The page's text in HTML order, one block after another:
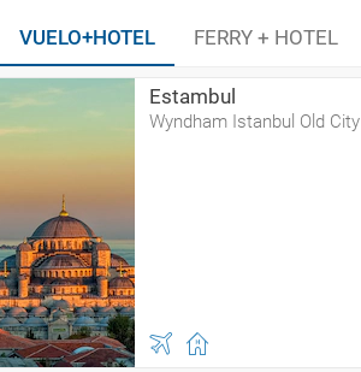
VUELO+HOTEL FERRY + HOTEL
Estambul
Wyndham Istanbul Old City